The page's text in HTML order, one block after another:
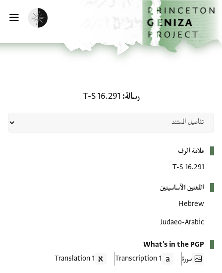
إلى المحتوى الرئيسي
الرئيسية
تفعيل الوضع المظلم
رسالة T-S 16.291
علامة الرف
T-S 16.291
اللغتين الأساسيتين
Hebrew
Judaeo-Arabic
What's in the PGP
صورة
1 Transcription
1 Translation